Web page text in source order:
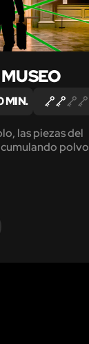
MIN.
las piezas del
polvo